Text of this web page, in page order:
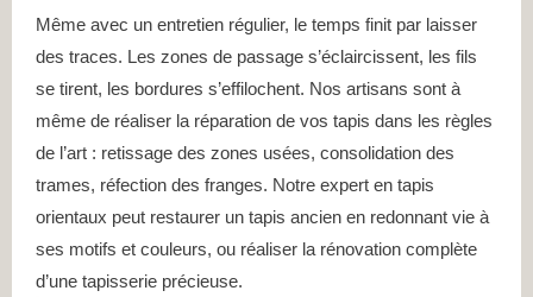
Même avec un entretien régulier, le temps finit par laisser
des traces. Les zones de passage s’éclaircissent, les fils
se tirent, les bordures s’effilochent. Nos artisans sont à
même de réaliser la réparation de vos tapis dans les règles
de l’art : retissage des zones usées, consolidation des
trames, réfection des franges. Notre expert en tapis
orientaux peut restaurer un tapis ancien en redonnant vie à
ses motifs et couleurs, ou réaliser la rénovation complète
d’une tapisserie précieuse.